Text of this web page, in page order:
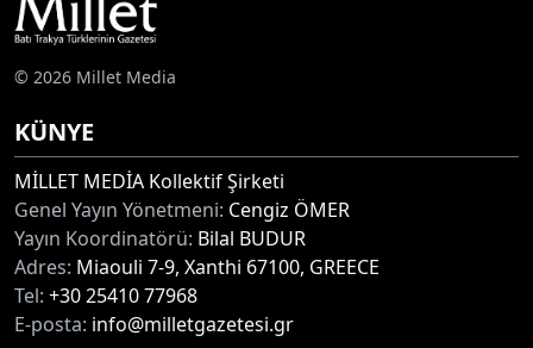
© 2026 Millet Media
KÜNYE
MİLLET MEDİA Kollektif Şirketi
Genel Yayın Yönetmeni: Cengiz ÖMER
Yayın Koordinatörü: Bilal BUDUR
Adres: Miaouli 7-9, Xanthi 67100, GREECE
Tel: +30 25410 77968
E-posta: info@milletgazetesi.gr